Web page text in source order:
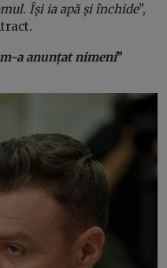
Își ia apă și închide”,
a anunțat nimeni”